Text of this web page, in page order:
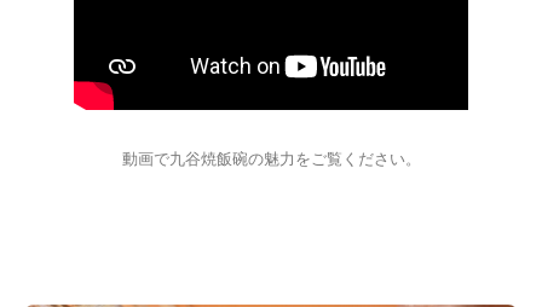
動画で九谷焼飯碗の魅力をご覧ください。